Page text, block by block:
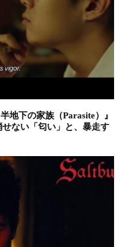
地下の家族（Parasite）』
ない「匂い」と、暴走す